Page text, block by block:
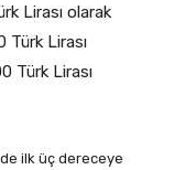
Lirası olarak
Türk Lirası
Türk Lirası
ilk üç dereceye